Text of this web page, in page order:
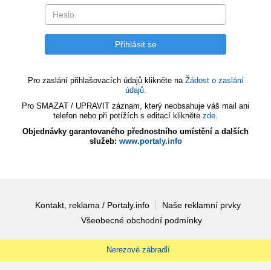
Pro zaslání přihlašovacích údajů klikněte na Žádost o zaslání
údajů.
Pro SMAZAT / UPRAVIT záznam, který neobsahuje váš mail ani
telefon nebo při potížích s editací klikněte zde.
Objednávky garantovaného přednostního umístění a dalších
služeb: www.portaly.info
Kontakt, reklama / Portaly.info
Naše reklamní prvky
Všeobecné obchodní podmínky
Nerezové zábradlí